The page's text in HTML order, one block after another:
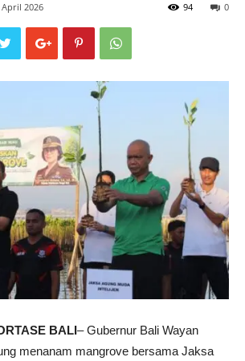
April 2026 0
94
BALI– Gubernur Bali Wayan
menanam mangrove bersama Jaksa